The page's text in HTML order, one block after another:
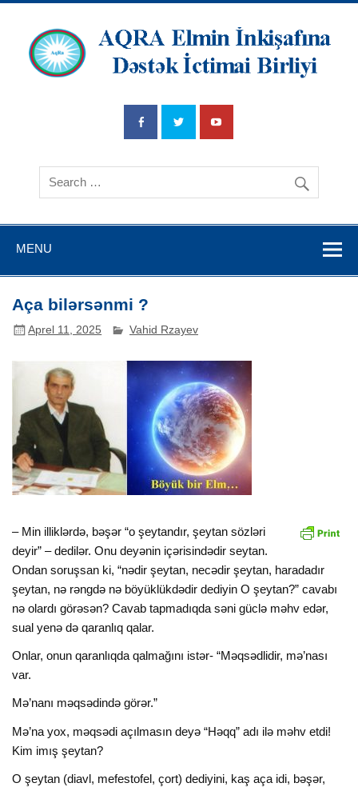
İnkişafına
Dətsək İctimai
Birliyi
MENU
Aça bilərsənmi ?
Aprel 11, 2025 Vahid Rzayev
– Min illiklərdə, bəşər “o şeytandır, şeytan sözləri
deyir” – dedilər. Onu deyənin içərisindədir seytan.
Ondan soruşsan ki, “nədir şeytan, necədir şeytan, haradadır
şeytan, nə rəngdə nə böyüklükdədir dediyin O şeytan?” cavabı
nə olardı görəsən? Cavab tapmadıqda səni güclə məhv edər,
sual yenə də qaranlıq qalar.
Onlar, onun qaranlıqda qalmağını istər- “Məqsədlidir, mə’nası
var.
Mə’nanı məqsədində görər.”
Mə’na yox, məqsədi açılmasın deyə “Həqq” adı ilə məhv etdi!
Kim imış şeytan?
O şeytan (diavl, mefestofel, çort) dediyini, kaş aça idi, bəşər,